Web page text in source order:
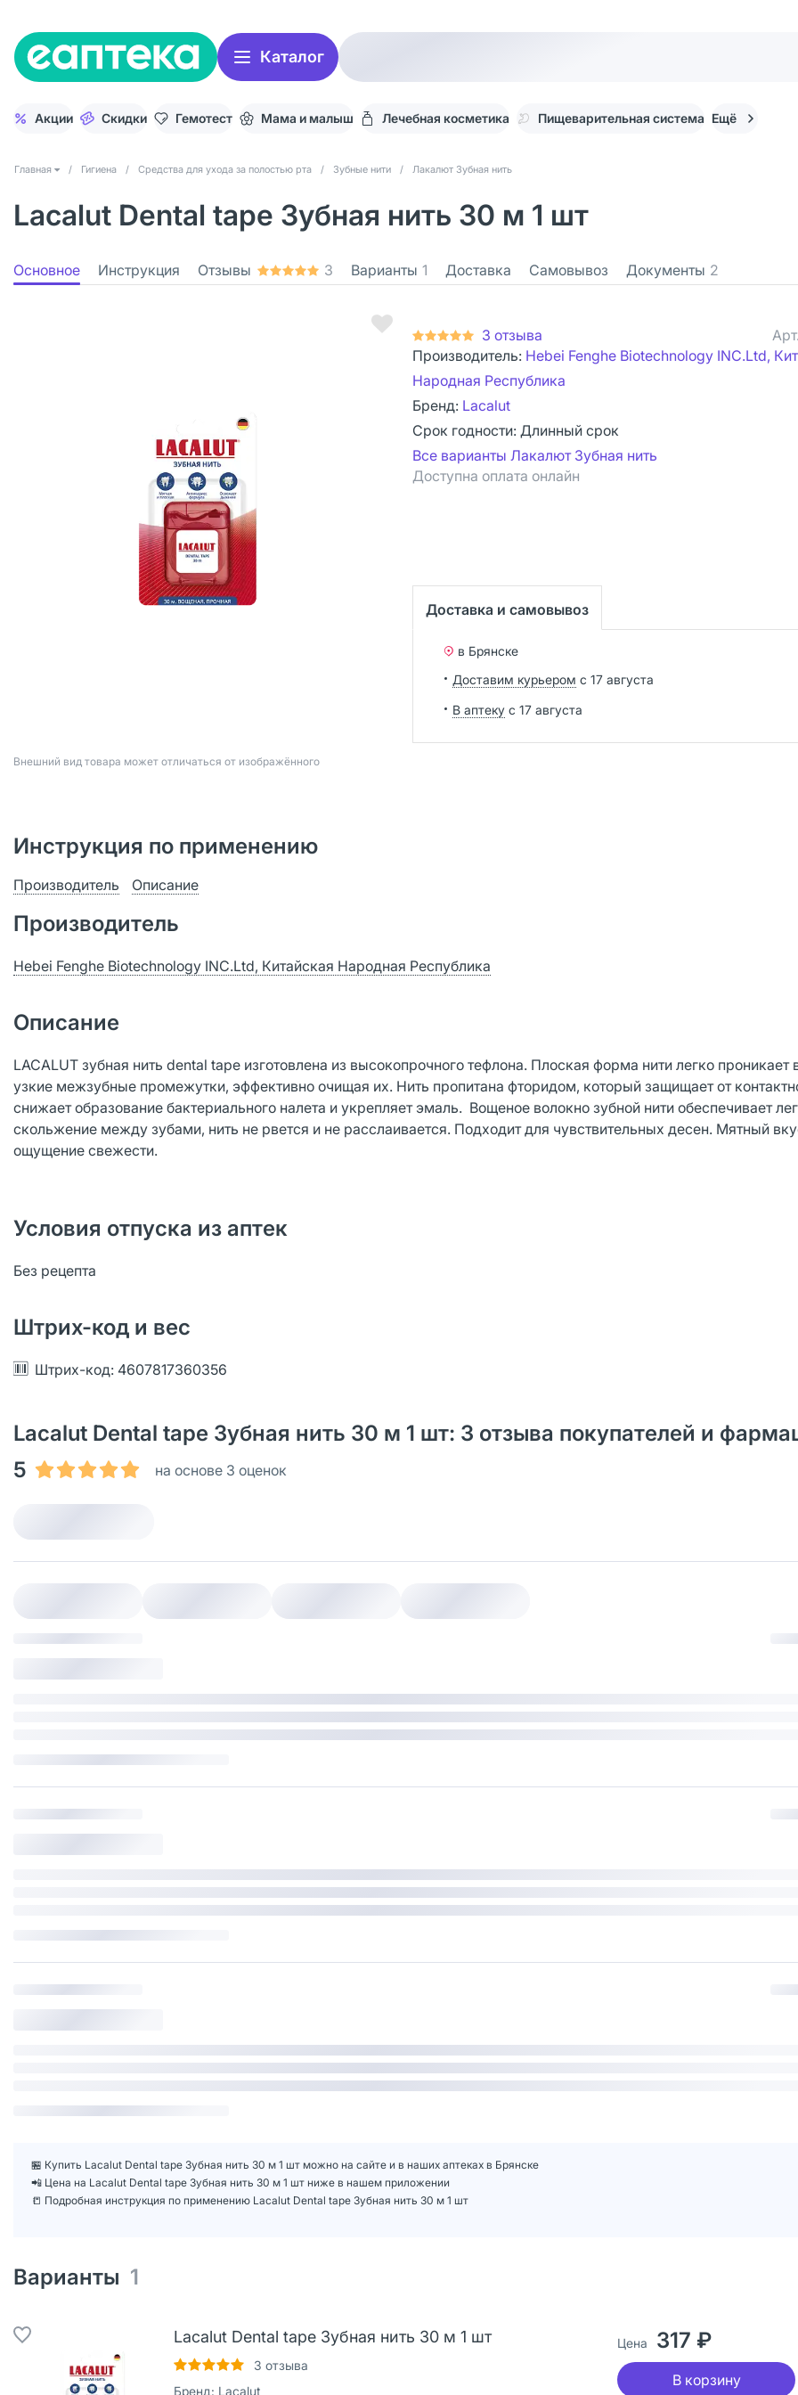
Каталог
Акции Скидки Гемотест Мама и малыш Лечебная косметика Пищеварительная система Ещё
Главная / Гигиена / Средства для ухода за полостью рта / Зубные нити / Лакалют Зубная нить
Lacalut Dental tape Зубная нить 30 м 1 шт
Основное Инструкция Отзывы 3 Варианты 1 Доставка Самовывоз Документы 2
Bнешний вид товара может отличаться от изображённого
3 отзыва Арт.
Производитель: Hebei Fenghe Biotechnology INC.Ltd,
Народная Республика
Бренд: Lacalut
Срок годности: Длинный срок
Все варианты Лакалют Зубная нить
Доступна оплата онлайн
Доставка и самовывоз
в Брянске
Доставим курьером с 17 августа
В аптеку с 17 августа
Инструкция по применению
Производитель Описание
Производитель
Hebei Fenghe Biotechnology INC.Ltd, Китайская Народная Республика
Описание
LACALUT зубная нить dental tape изготовлена из высокопрочного тефлона. Плоская форма нити легко проникает
узкие межзубные промежутки, эффективно очищая их. Нить пропитана фторидом, который защищает от
снижает образование бактериального налета и укрепляет эмаль. Вощеное волокно зубной нити обеспечивает
скольжение между зубами, нить не рвется и не расслаивается. Подходит для чувствительных десен. Мятный
ощущение свежести.
Условия отпуска из аптек
Без рецепта
Штрих-код и вес
Штрих-код: 4607817360356
Lacalut Dental tape Зубная нить 30 м 1 шт: 3 отзыва покупателей и
5
на основе 3 оценок
🏪 Купить Lacalut Dental tape Зубная нить 30 м 1 шт можно на сайте и в наших аптеках в Брянске
📲 Цена на Lacalut Dental tape Зубная нить 30 м 1 шт ниже в нашем приложении
📒 Подробная инструкция по применению Lacalut Dental tape Зубная нить 30 м 1 шт
Варианты 1
Lacalut Dental tape Зубная нить 30 м 1 шт
3 отзыва
Бренд: Lacalut
Цена 317 ₽
В корзину